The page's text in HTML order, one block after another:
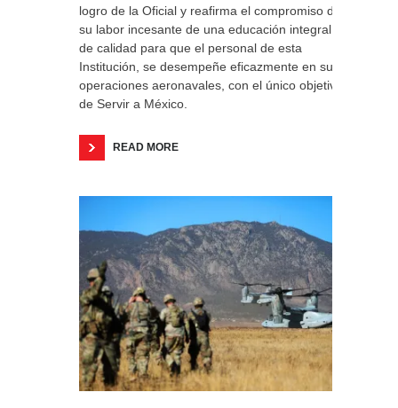
logro de la Oficial y reafirma el compromiso de
su labor incesante de una educación integral y
de calidad para que el personal de esta
Institución, se desempeñe eficazmente en sus
operaciones aeronavales, con el único objetivo
de Servir a México.
READ MORE